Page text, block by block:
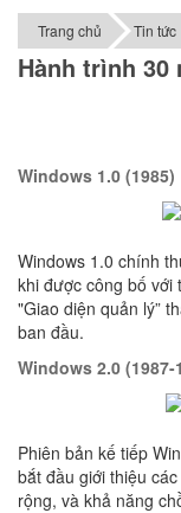
Trang chủ Tin tức
Hành trình
Windows 1.0 (1985)
Windows 1.0 chính
khi được công bố với
"Giao diện quản lý”
ban đầu.
Windows 2.0 (1987-
Phiên bản kế tiếp
bắt đầu giới thiệu
rộng, và khả năng